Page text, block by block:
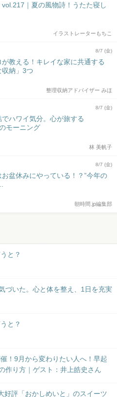
vol.217｜夏の風物詩！うたた寝し
イラストレーターもちこ
8/7 (金)
教える！キレイな家に共通する
収納」3つ
整理収納アドバイザー みほ
8/7 (金)
でハワイ気分。心が旅する
モーニング
林 美帆子
8/7 (金)
盆休みにやっている！？”今年の
朝時間.jp編集部
と？
づいた。心と体を整え、1日を充実
と？
！9月から変わりたい人へ！早起
作り方｜ゲスト：井上皓史さん
好評「おかしめいと」のスイーツ